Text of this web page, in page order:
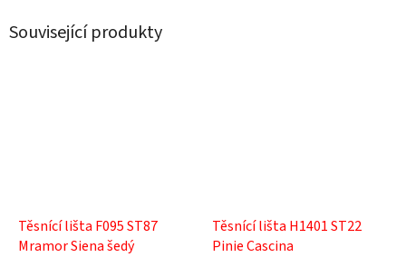
Související produkty
Těsnící lišta F095 ST87
Mramor Siena šedý
Těsnící lišta H1401 ST22
Pinie Cascina